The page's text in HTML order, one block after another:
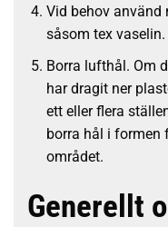
Vid behov
såsom tex vaselin.
Borra lufthål. Om
har dragit ner
ett eller flera
borra hål i formen
området.
Generellt